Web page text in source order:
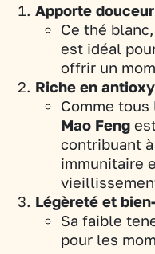
Apporte
Ce thé
est idéal
offrir un
Riche en
Comme
Mao Feng
contribuant
immunitaire
Légèreté et
Sa faible
pour les